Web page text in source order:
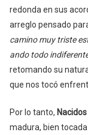
redonda en sus
arreglo pensado
camino muy triste
ando todo
retomando su
que nos tocó
Por lo tanto, Nacidos
madura, bien